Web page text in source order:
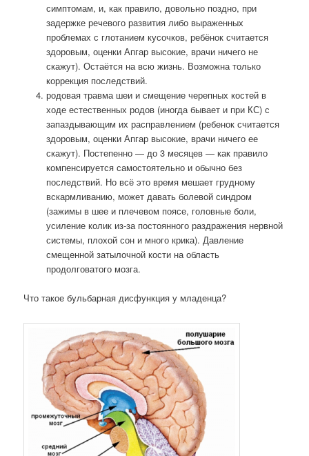
симптомам, и, как правило, довольно поздно, при
задержке речевого развития либо выраженных
проблемах с глотанием кусочков, ребёнок считается
здоровым, оценки Апгар высокие, врачи ничего не
скажут). Остаётся на всю жизнь. Возможна только
коррекция последствий.
родовая травма шеи и смещение черепных костей в
ходе естественных родов (иногда бывает и при КС) с
запаздывающим их расправлением (ребенок считается
здоровым, оценки Апгар высокие, врачи ничего ее
скажут). Постепенно — до 3 месяцев — как правило
компенсируется самостоятельно и обычно без
последствий. Но всё это время мешает грудному
вскармливанию, может давать болевой синдром
(зажимы в шее и плечевом поясе, головные боли,
усиление колик из-за постоянного раздражения нервной
системы, плохой сон и много крика). Давление
смещенной затылочной кости на область
продолговатого мозга.
Что такое бульбарная дисфункция у младенца?